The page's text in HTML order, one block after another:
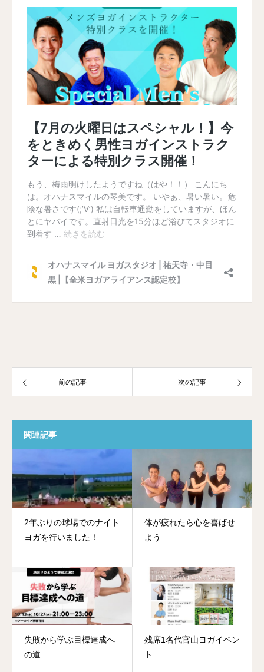
前の記事 次の記事
関連記事
2年ぶりの球場でのナイト
ヨガを行いました！
体が疲れたら心を喜ばせ
よう
失敗から学ぶ目標達成へ
の道
残席1名代官山ヨガイベン
ト